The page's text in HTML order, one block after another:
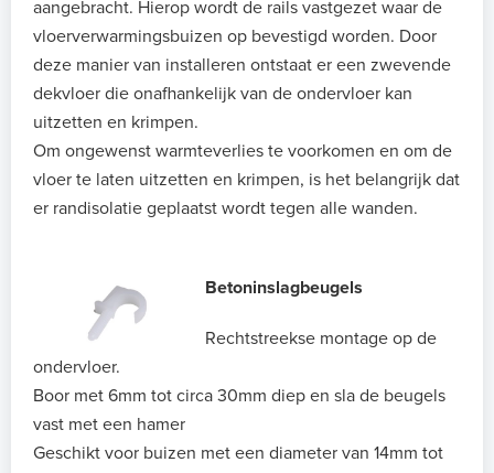
aangebracht. Hierop wordt de rails vastgezet waar de
vloerverwarmingsbuizen op bevestigd worden. Door
deze manier van installeren ontstaat er een zwevende
dekvloer die onafhankelijk van de ondervloer kan
uitzetten en krimpen.
Om ongewenst warmteverlies te voorkomen en om de
vloer te laten uitzetten en krimpen, is het belangrijk dat
er randisolatie geplaatst wordt tegen alle wanden.
Betoninslagbeugels
Rechtstreekse montage op de
ondervloer.
Boor met 6mm tot circa 30mm diep en sla de beugels
vast met een hamer
Geschikt voor buizen met een diameter van 14mm tot